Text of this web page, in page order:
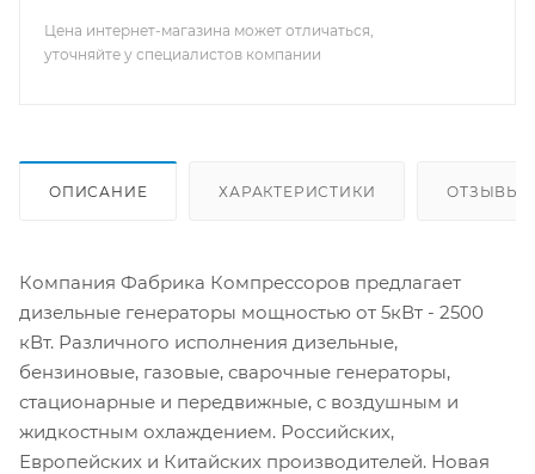
Цена интернет-магазина может отличаться,
уточняйте у специалистов компании
ОПИСАНИЕ ХАРАКТЕРИСТИКИ ОТЗЫВЫ
Компания Фабрика Компрессоров предлагает
дизельные генераторы мощностью от 5кВт - 2500
кВт. Различного исполнения дизельные,
бензиновые, газовые, сварочные генераторы,
стационарные и передвижные, с воздушным и
жидкостным охлаждением. Российских,
Европейских и Китайских производителей. Новая